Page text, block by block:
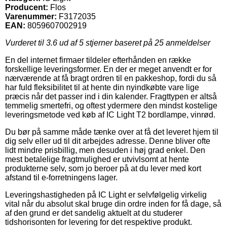
Producent: Flos
Varenummer: F3172035
EAN: 8059607002919
Vurderet til 3.6 ud af 5 stjerner baseret på 25 anmeldelser
En del internet firmaer tildeler efterhånden en række
forskellige leveringsformer. En der er meget anvendt er for
nærværende at få bragt ordren til en pakkeshop, fordi du så
har fuld fleksibilitet til at hente din nyindkøbte vare lige
præcis når det passer ind i din kalender. Fragttypen er altså
temmelig smertefri, og oftest ydermere den mindst kostelige
leveringsmetode ved køb af IC Light T2 bordlampe, vinrød.
Du bør på samme måde tænke over at få det leveret hjem til
dig selv eller ud til dit arbejdes adresse. Denne bliver ofte
lidt mindre prisbillig, men desuden i høj grad enkel. Den
mest betalelige fragtmulighed er utvivlsomt at hente
produkterne selv, som jo beroer på at du lever med kort
afstand til e-forretningens lager.
Leveringshastigheden på IC Light er selvfølgelig virkelig
vital når du absolut skal bruge din ordre inden for få dage, så
af den grund er det sandelig aktuelt at du studerer
tidshorisonten for levering for det respektive produkt.